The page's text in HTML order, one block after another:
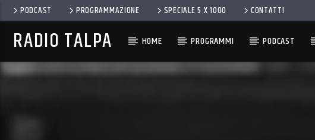
PODCAST PROGRAMMAZIONE SPECIALE 5 X 1000 CONTATTI
RADIO TALPA HOME PROGRAMMI PODCAST